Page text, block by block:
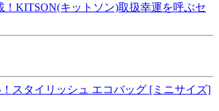
！KITSON(キットソン)取扱幸運を呼ぶセ